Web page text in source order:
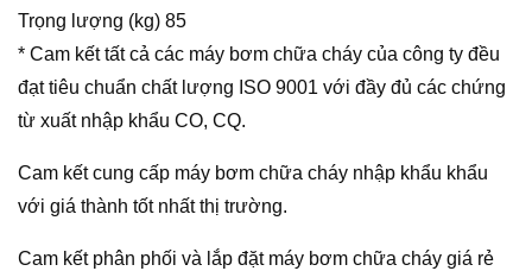
Trọng lượng (kg) 85
* Cam kết tất cả các máy bơm chữa cháy của công ty đều
đạt tiêu chuẩn chất lượng ISO 9001 với đầy đủ các chứng
từ xuất nhập khẩu CO, CQ.
Cam kết cung cấp máy bơm chữa cháy nhập khẩu khẩu
với giá thành tốt nhất thị trường.
Cam kết phân phối và lắp đặt máy bơm chữa cháy giá rẻ